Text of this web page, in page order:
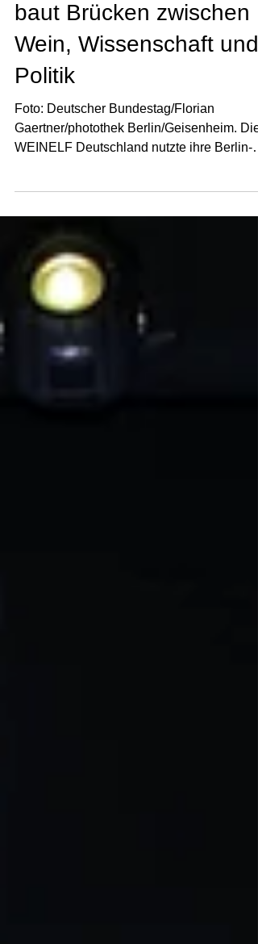
WEINELF Deutschland
baut Brücken zwischen
Wein, Wissenschaft und
Politik
Foto: Deutscher Bundestag/Florian
deutschen Weinbaus und als
Netzwerkplattform für Weinwirtschaft,
Wissenschaft und Politik weiter
Unter der Leitung ihres Präsidenten Robert
Lönarz absolvierte die Mannschaft ein
vielseitiges Programm mit politischen
Gesprächen, einem offiziellen Empfang im
Deutschen Bundestag sowie dem